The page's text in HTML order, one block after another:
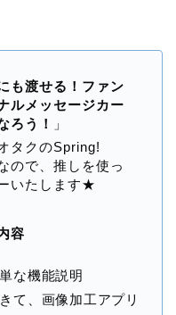
も渡せる！ファン
ルメッセージカー
ろう！
」
タクのSpring!
ので、推しを使っ
いたします★
容
な機能説明
て、画像加工アプリ